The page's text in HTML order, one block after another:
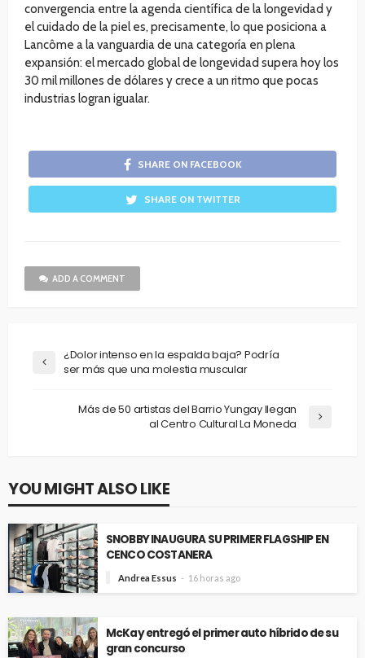
convergencia entre la agenda científica de la longevidad y
el cuidado de la piel es, precisamente, lo que posiciona a
Lancôme a la vanguardia de una categoría en plena
expansión: el mercado global de longevidad supera hoy los
30 mil millones de dólares y crece a un ritmo que pocas
industrias logran igualar.
SHARE ON FACEBOOK
SHARE ON TWITTER
ADD A COMMENT
¿Dolor intenso en la espalda baja? Podría
ser más que una molestia muscular
Más de 50 artistas del Barrio Yungay llegan
al Centro Cultural La Moneda
YOU MIGHT ALSO LIKE
SNOBBY INAUGURA SU PRIMER FLAGSHIP EN
CENCO COSTANERA
Andrea Essus 16 horas ago
McKay entregó el primer auto híbrido de su
gran concurso